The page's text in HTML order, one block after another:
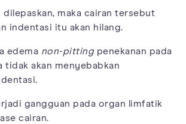
dilepaskan, maka cairan tersebut
indentasi itu akan hilang.
edema non-pittingpenekanan pada
tidak akan menyebabkan
gangguan pada organ limfatik
cairan.